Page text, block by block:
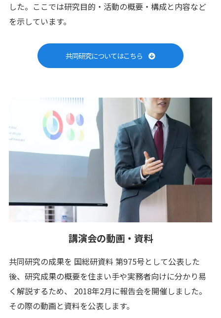
した。ここでは研究目的・活動の概要・構成と内容など
を示しています。
共同研究についてはこちら
講演会の動画・資料
共同研究の成果を 国総研資料 第975号として公表した
後、研究成果の概要を住まい手や実務者向けに分かり易
く解説するため、 2018年2月に報告会を開催しました。
その際の動画と資料を公表します。